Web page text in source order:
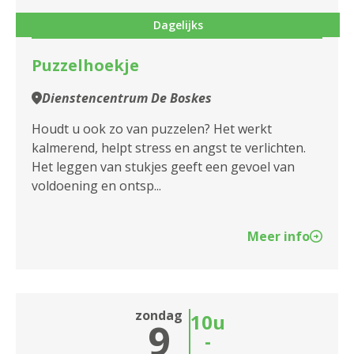
Dienstencentrum Boeksveld
Dienstencentrum Boelaer
Dienstencentrum Broydenborg
Dienstencentrum Cadix
Dienstencentrum De Meere
Dagelijks
Puzzelhoekje
Dienstencentrum De Boskes
Houdt u ook zo van puzzelen? Het werkt
kalmerend, helpt stress en angst te verlichten.
Het leggen van stukjes geeft een gevoel van
voldoening en ontsp...
Meer info
zondag
9 10u
-